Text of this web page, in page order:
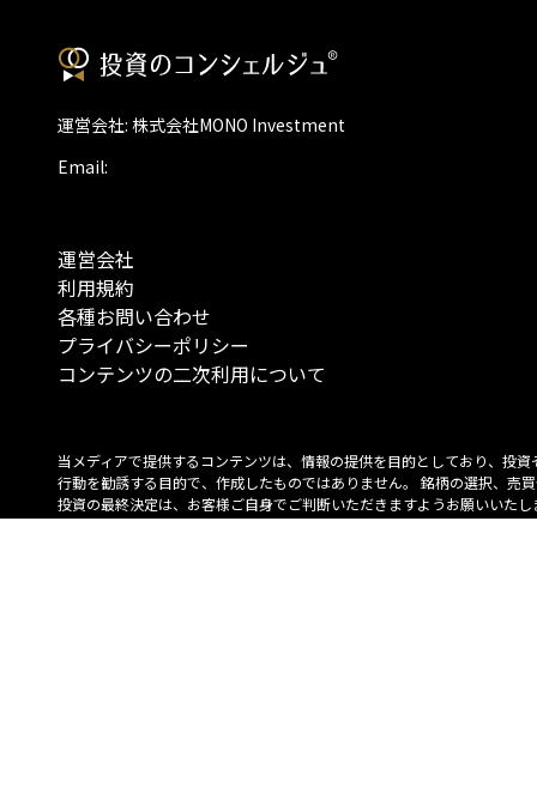
運営会社: 株式会社MONO Investment
Email:
運営会社
利用規約
各種お問い合わせ
プライバシーポリシー
コンテンツの二次利用について
当メディアで提供するコンテンツは、情報の提供を目的としており、投資
行動を勧誘する目的で、作成したものではありません。 銘柄の選択、売
投資の最終決定は、お客様ご自身でご判断いただきますようお願いいたし
コンテンツの情報は、弊社が信頼できると判断した情報源から入手したも